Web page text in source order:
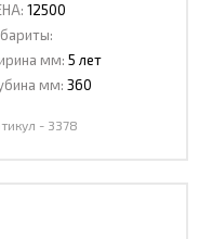
12500
мм: 5 лет
мм: 360
- 3378